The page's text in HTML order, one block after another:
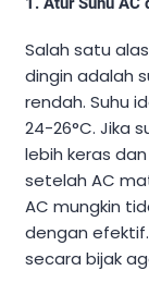
Salah satu
dingin adalah
rendah. Suhu
24-26°C. Jika
lebih keras
setelah AC
AC mungkin
dengan
secara bijak